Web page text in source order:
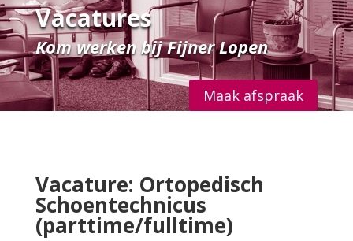
Vacatures
Kom werken bij Fijner Lopen
Maak afspraak
Vacature: Ortopedisch
Schoentechnicus
(parttime/fulltime)